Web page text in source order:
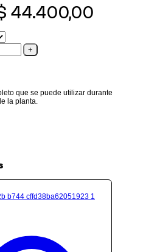
44.400,00
que se puede utilizar durante
la planta.